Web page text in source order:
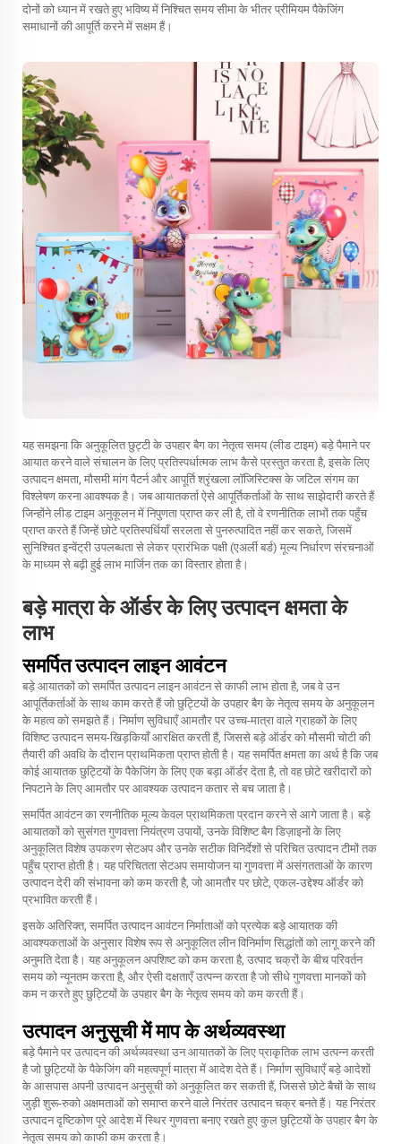
दोनों को ध्यान में रखते हुए भविष्य में निश्चित समय सीमा के भीतर प्रीमियम पैकेजिंग
समाधानों की आपूर्ति करने में सक्षम हैं।
यह समझना कि अनुकूलित छुट्टी के उपहार बैग का नेतृत्व समय (लीड टाइम) बड़े पैमाने पर
आयात करने वाले संचालन के लिए प्रतिस्पर्धात्मक लाभ कैसे प्रस्तुत करता है, इसके लिए
उत्पादन क्षमता, मौसमी मांग पैटर्न और आपूर्ति श्रृंखला लॉजिस्टिक्स के जटिल संगम का
विश्लेषण करना आवश्यक है। जब आयातकर्ता ऐसे आपूर्तिकर्ताओं के साथ साझेदारी करते हैं
जिन्होंने लीड टाइम अनुकूलन में निपुणता प्राप्त कर ली है, तो वे रणनीतिक लाभों तक पहुँच
प्राप्त करते हैं जिन्हें छोटे प्रतिस्पर्धियाँ सरलता से पुनरुत्पादित नहीं कर सकते, जिसमें
सुनिश्चित इन्वेंट्री उपलब्धता से लेकर प्रारंभिक पक्षी (एअर्ली बर्ड) मूल्य निर्धारण संरचनाओं
के माध्यम से बढ़ी हुई लाभ मार्जिन तक का विस्तार होता है।
बड़े मात्रा के ऑर्डर के लिए उत्पादन क्षमता के
लाभ
समर्पित उत्पादन लाइन आवंटन
बड़े आयातकों को समर्पित उत्पादन लाइन आवंटन से काफी लाभ होता है, जब वे उन
आपूर्तिकर्ताओं के साथ काम करते हैं जो छुट्टियों के उपहार बैग के नेतृत्व समय के अनुकूलन
के महत्व को समझते हैं। निर्माण सुविधाएँ आमतौर पर उच्च-मात्रा वाले ग्राहकों के लिए
विशिष्ट उत्पादन समय-खिड़कियाँ आरक्षित करती हैं, जिससे बड़े ऑर्डर को मौसमी चोटी की
तैयारी की अवधि के दौरान प्राथमिकता प्राप्त होती है। यह समर्पित क्षमता का अर्थ है कि जब
कोई आयातक छुट्टियों के पैकेजिंग के लिए एक बड़ा ऑर्डर देता है, तो वह छोटे खरीदारों को
निपटाने के लिए आमतौर पर आवश्यक उत्पादन कतार से बच जाता है।
समर्पित आवंटन का रणनीतिक मूल्य केवल प्राथमिकता प्रदान करने से आगे जाता है। बड़े
आयातकों को सुसंगत गुणवत्ता नियंत्रण उपायों, उनके विशिष्ट बैग डिज़ाइनों के लिए
अनुकूलित विशेष उपकरण सेटअप और उनके सटीक विनिर्देशों से परिचित उत्पादन टीमों तक
पहुँच प्राप्त होती है। यह परिचितता सेटअप समायोजन या गुणवत्ता में असंगतताओं के कारण
उत्पादन देरी की संभावना को कम करती है, जो आमतौर पर छोटे, एकल-उद्देश्य ऑर्डर को
प्रभावित करती हैं।
इसके अतिरिक्त, समर्पित उत्पादन आवंटन निर्माताओं को प्रत्येक बड़े आयातक की
आवश्यकताओं के अनुसार विशेष रूप से अनुकूलित लीन विनिर्माण सिद्धांतों को लागू करने की
अनुमति देता है। यह अनुकूलन अपशिष्ट को कम करता है, उत्पाद चक्रों के बीच परिवर्तन
समय को न्यूनतम करता है, और ऐसी दक्षताएँ उत्पन्न करता है जो सीधे गुणवत्ता मानकों को
कम न करते हुए छुट्टियों के उपहार बैग के नेतृत्व समय को कम करती हैं।
उत्पादन अनुसूची में माप के अर्थव्यवस्था
बड़े पैमाने पर उत्पादन की अर्थव्यवस्था उन आयातकों के लिए प्राकृतिक लाभ उत्पन्न करती
है जो छुट्टियों के पैकेजिंग की महत्वपूर्ण मात्रा में आदेश देते हैं। निर्माण सुविधाएँ बड़े आदेशों
के आसपास अपनी उत्पादन अनुसूची को अनुकूलित कर सकती हैं, जिससे छोटे बैचों के साथ
जुड़ी शुरू-रुको अक्षमताओं को समाप्त करने वाले निरंतर उत्पादन चक्र बनते हैं। यह निरंतर
उत्पादन दृष्टिकोण पूरे आदेश में स्थिर गुणवत्ता बनाए रखते हुए कुल छुट्टियों के उपहार बैग के
नेतृत्व समय को काफी कम करता है।